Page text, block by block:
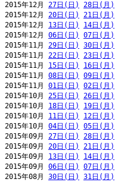
2015年12月 27日(日) 28日(月)
2015年12月 20日(日) 21日(月)
2015年12月 13日(日) 14日(月)
2015年12月 06日(日) 07日(月)
2015年11月 29日(日) 30日(月)
2015年11月 22日(日) 23日(月)
2015年11月 15日(日) 16日(月)
2015年11月 08日(日) 09日(月)
2015年11月 01日(日) 02日(月)
2015年10月 25日(日) 26日(月)
2015年10月 18日(日) 19日(月)
2015年10月 11日(日) 12日(月)
2015年10月 04日(日) 05日(月)
2015年09月 27日(日) 28日(月)
2015年09月 20日(日) 21日(月)
2015年09月 13日(日) 14日(月)
2015年09月 06日(日) 07日(月)
2015年08月 30日(日) 31日(月)